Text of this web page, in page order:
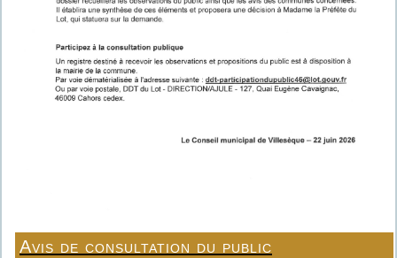
Avis de consultation du public